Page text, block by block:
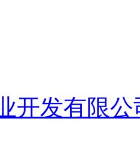
开发有限公